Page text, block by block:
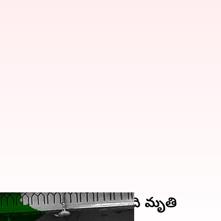
ఆత్మాహుతి దాడి, 25మంది మృతి